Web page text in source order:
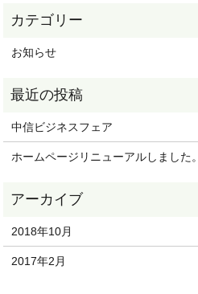
お知らせ
中信ビジネスフェア
ホームページリニューアルしました。
2018年10月
2017年2月